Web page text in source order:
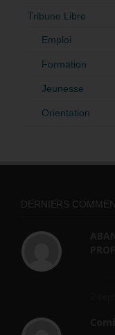
Tribune Libre
Emploi
Formation
Jeunesse
Orientation
DERNIERS